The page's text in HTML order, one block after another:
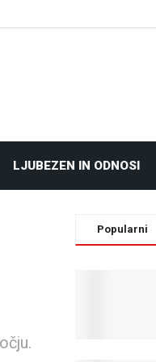
LJUBEZEN IN ODNOSI
Popularni